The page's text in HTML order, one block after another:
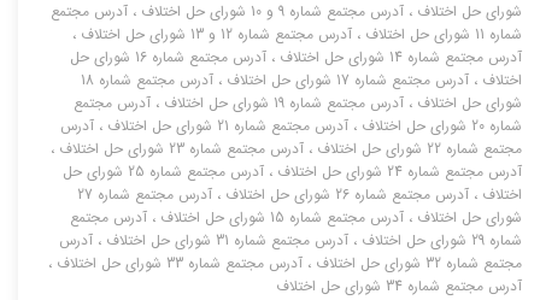
شورای حل اختلاف ، آدرس مجتمع شماره 9 و 10 شورای حل اختلاف ، آدرس مجتمع
شماره 11 شورای حل اختلاف
، آدرس مجتمع شماره 12 و 13 شورای حل اختلاف
،
آدرس مجتمع شماره 14 شورای حل اختلاف
،
آدرس مجتمع شماره 16 شورای حل
اختلاف ، آدرس مجتمع شماره 17 شورای حل اختلاف ،
آدرس مجتمع شماره 18
شورای حل اختلاف ، آدرس مجتمع شماره 19 شورای حل اختلاف ، آدرس مجتمع
شماره 20 شورای حل اختلاف
، آدرس مجتمع شماره 21 شورای حل اختلاف ، آدرس
مجتمع شماره 22 شورای حل اختلاف
، آدرس مجتمع شماره 23 شورای حل اختلاف
،
آدرس مجتمع شماره 24 شورای حل اختلاف
،
آدرس مجتمع شماره 25 شورای حل
اختلاف ، آدرس مجتمع شماره 26 شورای حل اختلاف ،
آدرس مجتمع شماره 27
شورای حل اختلاف ، آدرس مجتمع شماره 15 شورای حل اختلاف ، آدرس مجتمع
شماره 29 شورای حل اختلاف
، آدرس مجتمع شماره 31 شورای حل اختلاف ، آدرس
مجتمع شماره 32 شورای حل اختلاف
، آدرس مجتمع شماره 33 شورای حل اختلاف
،
آدرس مجتمع شماره 34 شورای حل اختلاف